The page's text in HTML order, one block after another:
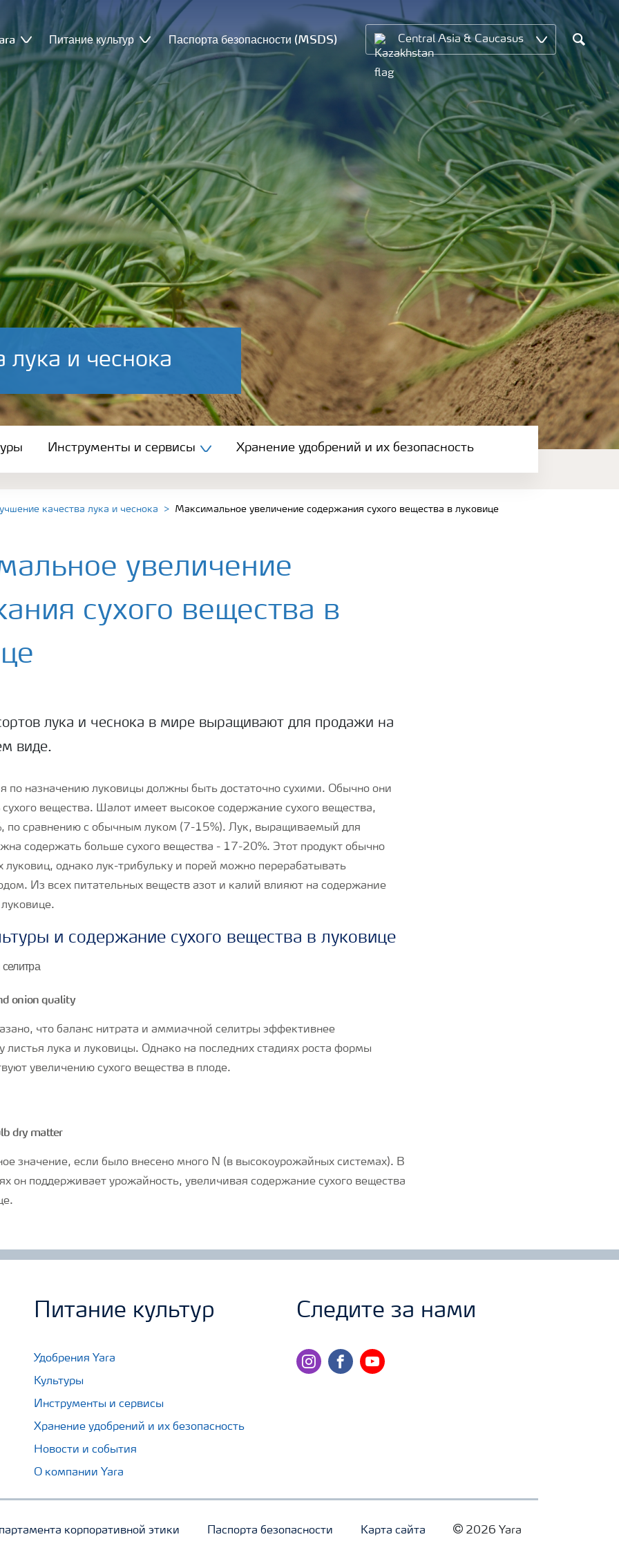
Питание культур Паспорта безопасности (MSDS) Central Asia & Caucasus
Search
лука и чеснока
Инструменты и сервисы Хранение удобрений и их безопасность
качества лука и чеснока Максимальное увеличение содержания сухого вещества в луковице
увеличение
сухого вещества в
лука и чеснока в мире выращивают для продажи на
виде.
по назначению луковицы должны быть достаточно сухими. Обычно они
вещества. Шалот имеет высокое содержание сухого вещества,
по сравнению с обычным луком (7-15%). Лук, выращиваемый для
содержать больше сухого вещества - 17-20%. Этот продукт обычно
луковиц, однако лук-трибульку и порей можно перерабатывать
Из всех питательных веществ азот и калий влияют на содержание
и содержание сухого вещества в луковице
что баланс нитрата и аммиачной селитры эффективнее
листья лука и луковицы. Однако на последних стадиях роста формы
увеличению сухого вещества в плоде.
значение, если было внесено много N (в высокоурожайных системах). В
он поддерживает урожайность, увеличивая содержание сухого вещества
Питание культур
Удобрения Yara
Культуры
Инструменты и сервисы
Хранение удобрений и их безопасность
Новости и события
О компании Yara
Следите за нами
instagramfacebookyoutube
корпоративной этики Паспорта безопасности Карта сайта 2026 Yara